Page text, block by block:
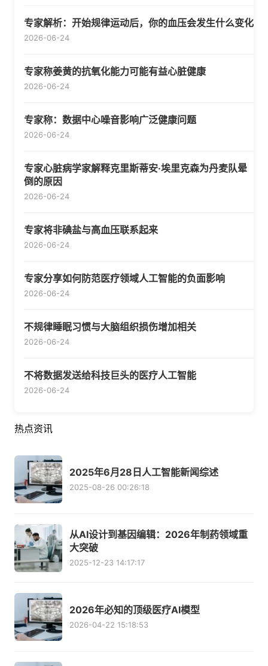
专家解析：开始规律运动后，你的血压会发生什么变化
2026-06-24
专家称姜黄的抗氧化能力可能有益心脏健康
2026-06-24
专家称：数据中心噪音影响广泛健康问题
2026-06-24
专家心脏病学家解释克里斯蒂安·埃里克森为丹麦队晕
倒的原因
2026-06-24
专家将非碘盐与高血压联系起来
2026-06-24
专家分享如何防范医疗领域人工智能的负面影响
2026-06-24
不规律睡眠习惯与大脑组织损伤增加相关
2026-06-24
不将数据发送给科技巨头的医疗人工智能
2026-06-24
热点资讯
2025年6月28日人工智能新闻综述
2025-08-26 00:26:18
从AI设计到基因编辑：2026年制药领域重
大突破
2025-12-23 14:17:17
2026年必知的顶级医疗AI模型
2026-04-22 15:18:53